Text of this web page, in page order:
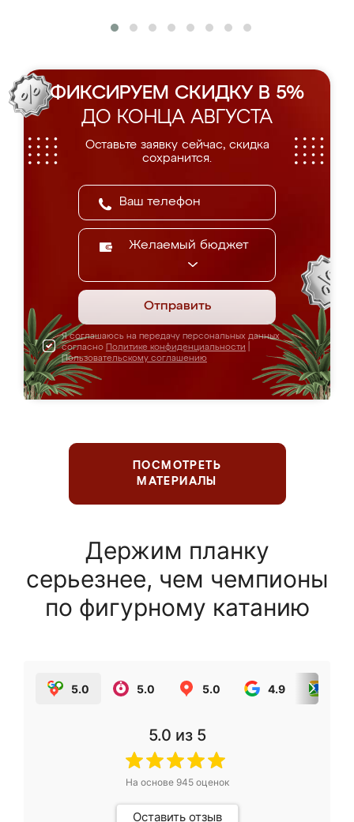
ФИКСИРУЕМ СКИДКУ В 5%
ДО КОНЦА АВГУСТА
Оставьте заявку сейчас, скидка
сохранится.
Желаемый бюджет
Отправить
Я соглашаюсь на передачу персональных данных
согласно Политике конфиденциальности
Пользовательскому соглашению
ПОСМОТРЕТЬ
МАТЕРИАЛЫ
Держим планку
серьезнее, чем чемпионы
по фигурному катанию
5.0 5.0 5.0 4.9
5.0 из 5
На основе 945оценок
Оставить отзыв